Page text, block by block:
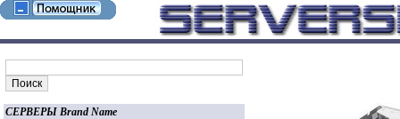
СЕРВЕРЫ Brand Name